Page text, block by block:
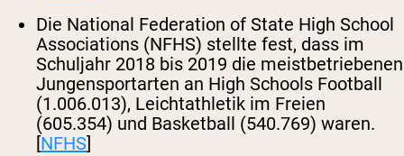
Die National Federation of State High School
Associations (NFHS) stellte fest, dass im
Schuljahr 2018 bis 2019 die meistbetriebenen
Jungensportarten an High Schools Football
(1.006.013), Leichtathletik im Freien
(605.354) und Basketball (540.769) waren.
[NFHS]